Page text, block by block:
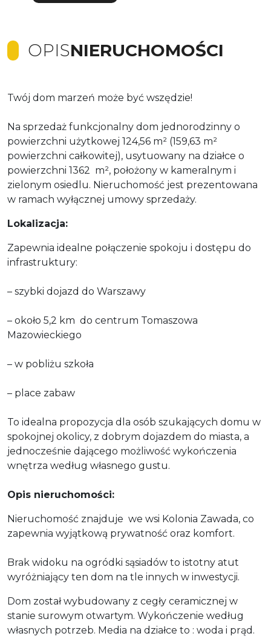
OPISNIERUCHOMOŚCI
Twój dom marzeń może być wszędzie!
Na sprzedaż funkcjonalny dom jednorodzinny o
powierzchni użytkowej 124,56 m² (159,63 m²
powierzchni całkowitej), usytuowany na działce o
powierzchni 1362 m², położony w kameralnym i
zielonym osiedlu. Nieruchomość jest prezentowana
w ramach wyłącznej umowy sprzedaży.
Lokalizacja:
Zapewnia idealne połączenie spokoju i dostępu do
infrastruktury:
– szybki dojazd do Warszawy
– około 5,2 km do centrum Tomaszowa
Mazowieckiego
– w pobliżu szkoła
– place zabaw
To idealna propozycja dla osób szukających domu w
spokojnej okolicy, z dobrym dojazdem do miasta, a
jednocześnie dającego możliwość wykończenia
wnętrza według własnego gustu.
Opis nieruchomości:
Nieruchomość znajduje we wsi Kolonia Zawada, co
zapewnia wyjątkową prywatność oraz komfort.
Brak widoku na ogródki sąsiadów to istotny atut
wyróżniający ten dom na tle innych w inwestycji.
Dom został wybudowany z cegły ceramicznej w
stanie surowym otwartym. Wykończenie według
własnych potrzeb. Media na działce to : woda i prąd.